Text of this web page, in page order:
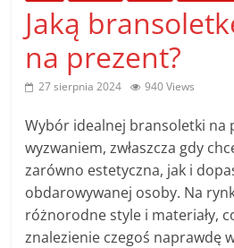
praktyczne
porady
wskazówki
poradniki
na
każdy
temat
Jaką
na prezent?
27 sierpnia 2024 940 Views
Wybór idealnej bransoletki na
wyzwaniem, zwłaszcza gdy
zarówno estetyczna, jak i
obdarowywanej osoby. Na
różnorodne style i materiały,
znalezienie czegoś naprawdę